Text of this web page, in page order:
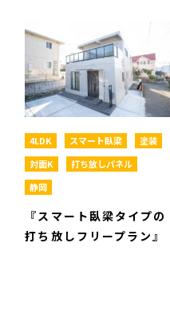
個別相談はこちら
加
4LDK スマート臥梁
塗装
対面K
打ち放しパネル
静岡
『スマート臥梁タイプの
打ち放しフリープラン』